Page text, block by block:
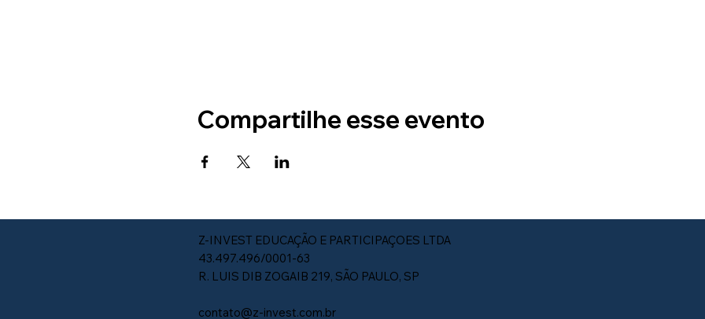
Compartilhe esse evento
Z-INVEST EDUCAÇÃO E PARTICIPAÇOES LTDA
43.497.496/0001-63
R. LUIS DIB ZOGAIB 219, SÃO PAULO, SP
contato@z-invest.com.br